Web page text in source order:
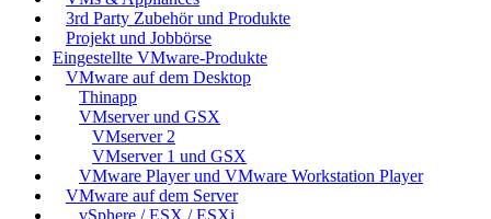
3rd Party Zubehör und Produkte
Projekt und Jobbörse
Eingestellte VMware-Produkte
VMware auf dem Desktop
Thinapp
VMserver und GSX
VMserver 2
VMserver 1 und GSX
VMware Player und VMware Workstation Player
VMware auf dem Server